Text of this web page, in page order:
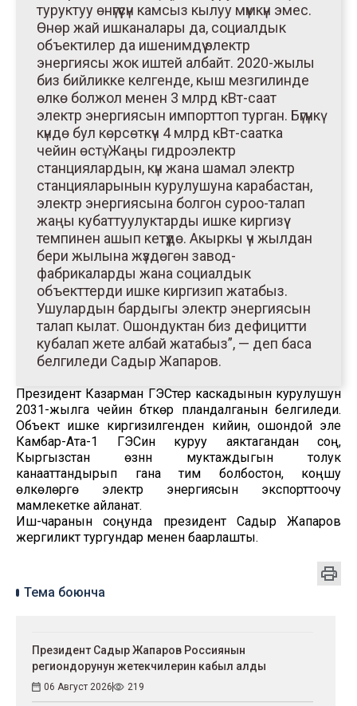
туруктуу өнүгүүсүн камсыз кылуу мүмкүн эмес.
Өнөр жай ишканалары да, социалдык
объектилер да ишенимдүү электр
энергиясы жок иштей албайт. 2020-жылы
биз бийликке келгенде, кыш мезгилинде
өлкө болжол менен 3 млрд кВт-саат
электр энергиясын импорттоп турган. Бүгүнкү
күндө бул көрсөткүч 4 млрд кВт-саатка
чейин өстү. Жаңы гидроэлектр
станциялардын, күн жана шамал электр
станцияларынын курулушуна карабастан,
электр энергиясына болгон суроо-талап
жаңы кубаттуулуктарды ишке киргизүү
темпинен ашып кетүүдө. Акыркы үч жылдан
бери жылына жүздөгөн завод-
фабрикаларды жана социалдык
объекттерди ишке киргизип жатабыз.
Ушулардын бардыгы электр энергиясын
талап кылат. Ошондуктан биз дефицитти
кубалап жете албай жатабыз”, — деп баса
белгиледи Садыр Жапаров.
Президент Казарман ГЭСтер каскадынын курулушун
2031-жылга чейин бүткөрүү пландалганын белгиледи.
Объект ишке киргизилгенден кийин, ошондой эле
Камбар-Ата-1 ГЭСин куруу аяктагандан соң,
Кыргызстан өзүнүн муктаждыгын толук
канааттандырып гана тим болбостон, коңшу
өлкөлөргө электр энергиясын экспорттоочу
мамлекетке айланат.
Иш-чаранын соңунда президент Садыр Жапаров
жергиликтүү тургундар менен баарлашты.
Тема боюнча
Президент Садыр Жапаров Россиянын
региондорунун жетекчилерин кабыл алды
06 Август 2026 219